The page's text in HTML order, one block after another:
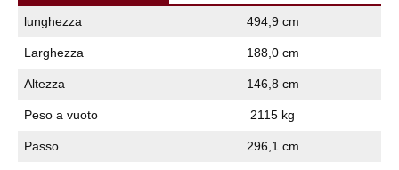
lunghezza 494,9 cm
Larghezza 188,0 cm
Altezza 146,8 cm
Peso a vuoto 2115 kg
Passo 296,1 cm